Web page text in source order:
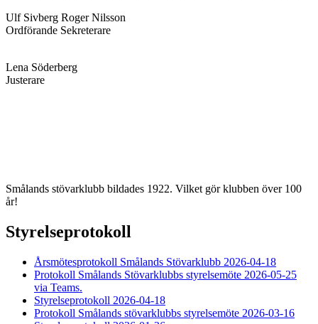
Ulf Sivberg Roger Nilsson
Ordförande Sekreterare
Lena Söderberg
Justerare
Smålands stövarklubb bildades 1922. Vilket gör klubben över 100
år!
Styrelseprotokoll
Årsmötesprotokoll Smålands Stövarklubb 2026-04-18
Protokoll Smålands Stövarklubbs styrelsemöte 2026-05-25
via Teams.
Styrelseprotokoll 2026-04-18
Protokoll Smålands stövarklubbs styrelsemöte 2026-03-16